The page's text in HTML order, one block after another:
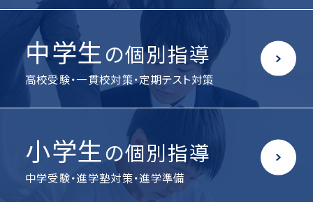
中学生の個別指導
高校受験・一貫校対策・定期テスト対策
小学生の個別指導
中学受験・進学塾対策・進学準備